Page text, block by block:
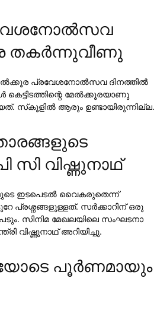
തകര്‍ന്നുവീണു
പ്രവേശനോല്‍സവ ദിനത്തില്‍
മേല്‍ക്കൂരയാണു
സ്‌കൂളില്‍ ആരും ഉണ്ടായിരുന്നില്ല.
സി വിഷ്ണുനാഥ്
ഇടപെടല്‍ വൈകരുതെന്ന്
പ്രശ്നങ്ങളുള്ളത്. സര്‍ക്കാറിന് ഒരു
സിനിമ മേഖലയിലെ സംഘടനാ
വിഷ്ണുനാഥ് അറിയിച്ചു.
പൂര്‍ണമായും